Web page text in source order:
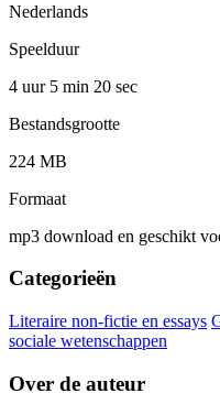
Nederlands
Speelduur
4 uur 5 min 20 sec
Bestandsgrootte
224 MB
Formaat
mp3 download en geschikt
Categorieën
Literaire non-fictie en essays
sociale wetenschappen
Over de auteur